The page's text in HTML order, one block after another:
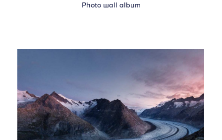
Photo wall album